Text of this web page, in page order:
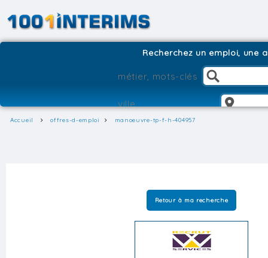
Recherchez un emploi, une
Accueil offres-d-emploi manoeuvre-tp-f-h-404957
Retour à ma recherche